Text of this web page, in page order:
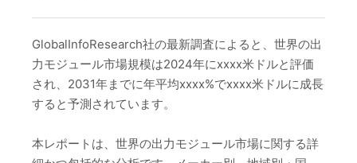
GlobalInfoResearch社の最新調査によると、世界の出
力モジュール市場規模は2024年にxxxx米ドルと評価
され、2031年までに年平均xxxx%でxxxx米ドルに成長
すると予測されています。
本レポートは、世界の出力モジュール市場に関する詳